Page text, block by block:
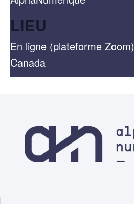
LIEU
En ligne (plateforme Zoom)
Canada